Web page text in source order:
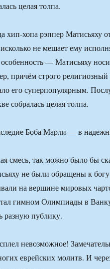
целая толпа.
хип-хопа рэппер Матисьяху
не мешает ему
— Матисьяху
причём строго
его суперпопулярным.
собралась целая толпа.
смесь, так можно было бы
не были обращены к
на вершине мировых
гимном Олимпиады в
разную публику.
невозможное!
еврейских молитв. И